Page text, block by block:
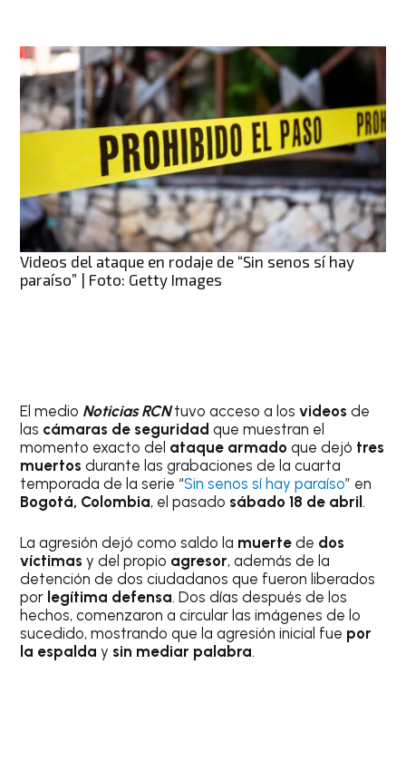
Videos del ataque en rodaje de “Sin senos sí hay
paraíso” | Foto: Getty Images
El medio Noticias RCNtuvo acceso a losvideos de
las cámaras de seguridad que muestran el
momento exacto del ataque armado que dejó tres
muertos durante las grabaciones de la cuarta
temporada de la serie “Sin senos sí hay paraíso” en
Bogotá, Colombia, el pasado sábado 18 de abril.
La agresión dejó como saldo la muerte de dos
víctimasy del propio agresor, además de la
detención de dos ciudadanos que fueron liberados
por legítima defensa. Dos días después de los
hechos, comenzaron a circular las imágenes de lo
sucedido, mostrando que la agresión inicial fue por
la espalday sin mediar palabra.